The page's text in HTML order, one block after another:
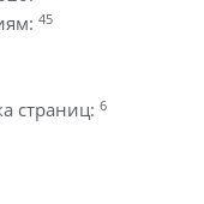
45
страниц: 6